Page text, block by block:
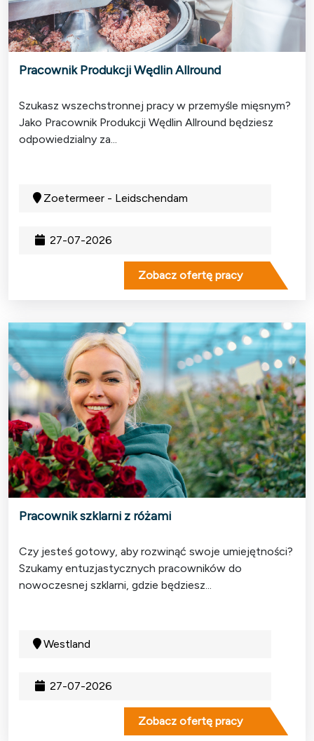
Pracownik Produkcji Wędlin Allround
27-07-2026
Zoetermeer - Leidschendam
Szukasz wszechstronnej pracy w przemyśle mięsnym?
Jako Pracownik Produkcji Wędlin Allround będziesz
odpowiedzialny za...
Zobacz ofertę pracy
Pracownik szklarni z różami
27-07-2026
Westland
Czy jesteś gotowy, aby rozwinąć swoje umiejętności?
Szukamy entuzjastycznych pracowników do
nowoczesnej szklarni, gdzie będziesz...
Zobacz ofertę pracy